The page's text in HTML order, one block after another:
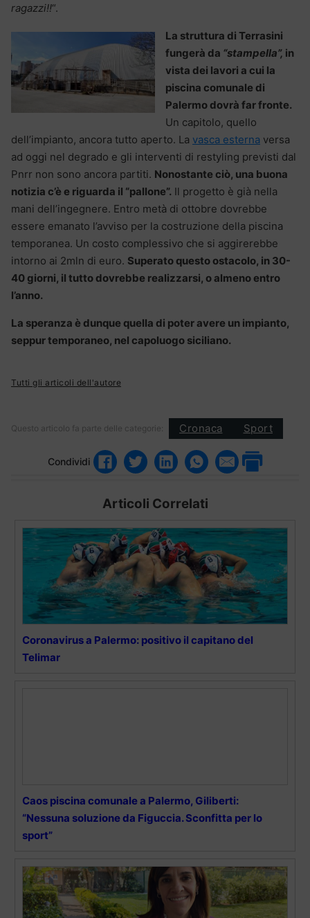
ragazzi!!“.
La struttura di Terrasini
fungerà da “stampella”, in
vista dei lavori a cui la
piscina comunale di
Palermo dovrà far fronte.
Un capitolo, quello
dell’impianto, ancora tutto aperto. La vasca esterna versa
ad oggi nel degrado e gli interventi di restyling previsti dal
Pnrr non sono ancora partiti. Nonostante ciò, una buona
notizia c’è e riguarda il “pallone”. Il progetto è già nella
mani dell’ingegnere. Entro metà di ottobre dovrebbe
essere emanato l’avviso per la costruzione della piscina
temporanea. Un costo complessivo che si aggirerebbe
intorno ai 2mln di euro. Superato questo ostacolo, in 30-
40 giorni, il tutto dovrebbe realizzarsi, o almeno entro
l’anno.
La speranza è dunque quella di poter avere un impianto,
seppur temporaneo, nel capoluogo siciliano.
Tutti gli articoli dell'autore
Questo articolo fa parte delle categorie: Cronaca Sport
Condividi
Articoli Correlati
Coronavirus a Palermo: positivo il capitano del
Telimar
Caos piscina comunale a Palermo, Giliberti:
“Nessuna soluzione da Figuccia. Sconfitta per lo
sport”